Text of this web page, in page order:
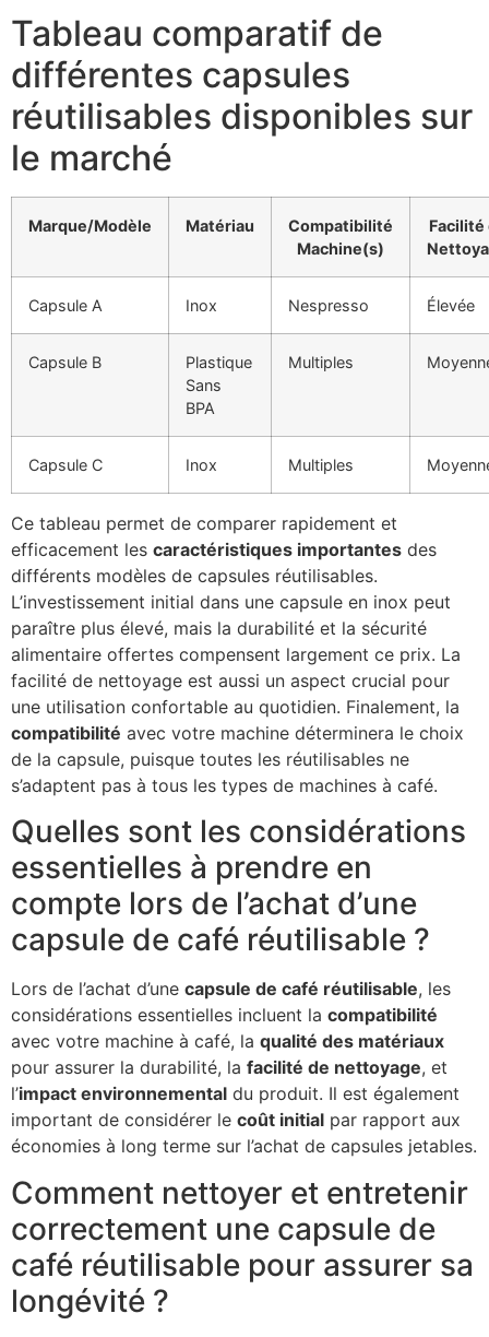
Tableau comparatif de
différentes capsules
réutilisables disponibles sur
le marché
Marque/Modèle Matériau
Compatibilité
Machine(s)
Facilité
Capsule A Inox Nespresso Élevée
Capsule B
Plastique
Sans
BPA
Multiples
Capsule C Inox Multiples
Ce tableau permet de comparer rapidement et
efficacement les caractéristiques importantes des
différents modèles de capsules réutilisables.
L’investissement initial dans une capsule en inox peut
paraître plus élevé, mais la durabilité et la sécurité
alimentaire offertes compensent largement ce prix. La
facilité de nettoyage est aussi un aspect crucial pour
une utilisation confortable au quotidien. Finalement, la
compatibilité avec votre machine déterminera le choix
de la capsule, puisque toutes les réutilisables ne
s’adaptent pas à tous les types de machines à café.
Quelles sont les considérations
essentielles à prendre en
compte lors de l’achat d’une
capsule de café réutilisable ?
Lors de l’achat d’une capsule de café réutilisable, les
considérations essentielles incluent la compatibilité
avec votre machine à café, la qualité des matériaux
pour assurer la durabilité, la facilité de nettoyage, et
l’impact environnemental du produit. Il est également
important de considérer le coût initial par rapport aux
économies à long terme sur l’achat de capsules jetables.
Comment nettoyer et entretenir
correctement une capsule de
café réutilisable pour assurer sa
longévité ?